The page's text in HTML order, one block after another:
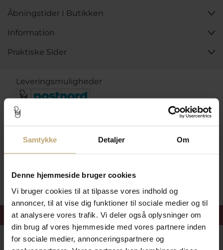
Samtykke Detaljer Om
Denne hjemmeside bruger cookies
Vi bruger cookies til at tilpasse vores indhold og
annoncer, til at vise dig funktioner til sociale medier og til
at analysere vores trafik. Vi deler også oplysninger om
din brug af vores hjemmeside med vores partnere inden
for sociale medier, annonceringspartnere og
Åbningstider I Butikken
Information
Praktiske Sider
Leveringsmuligheder
Få 15%velkomstrabat
Følg med i vores nyhedsbrev